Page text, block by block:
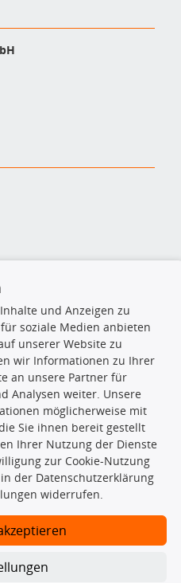
die gesamte Datenbank dürfen
gesamte Datenbank ohne
vervielfältigen, zu verbreiten
ausführen zu lassen. Ein
identifizierte Ersatzteil
notwendig, um
und Anzeigen zu
soziale Medien anbieten
unserer Website zu
wir Informationen zu Ihrer
an unsere Partner für
Analysen weiter. Unsere
möglicherweise mit
Sie ihnen bereit gestellt
Ihrer Nutzung der Dienste
zur Cookie-Nutzung
der Datenschutzerklärung
widerrufen.